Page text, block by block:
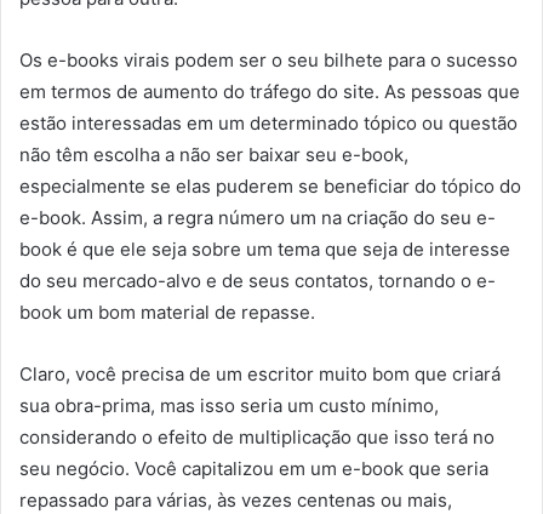
Os e-books virais podem ser o seu bilhete para o sucesso
em termos de aumento do tráfego do site. As pessoas que
estão interessadas em um determinado tópico ou questão
não têm escolha a não ser baixar seu e-book,
especialmente se elas puderem se beneficiar do tópico do
e-book. Assim, a regra número um na criação do seu e-
book é que ele seja sobre um tema que seja de interesse
do seu mercado-alvo e de seus contatos, tornando o e-
book um bom material de repasse.
Claro, você precisa de um escritor muito bom que criará
sua obra-prima, mas isso seria um custo mínimo,
considerando o efeito de multiplicação que isso terá no
seu negócio. Você capitalizou em um e-book que seria
repassado para várias, às vezes centenas ou mais,